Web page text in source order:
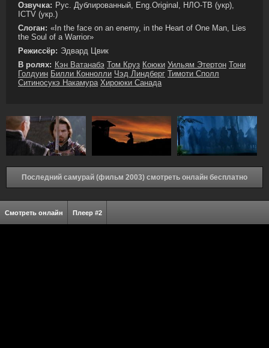
Озвучка: Рус. Дублированный, Eng.Original, НЛО-ТВ (укр),
ICTV (укр.)
Слоган: «In the face on an enemy, in the Heart of One Man, Lies
the Soul of a Warrior»
Режиссёр: Эдвард Цвик
В ролях: Кэн Ватанабэ Том Круз Коюки Уильям Этертон Тони
Голдуин Билли Коннолли Чэд Линдберг Тимоти Сполл
Ситиносукэ Накамура Хироюки Санада
Последний самурай (фильм 2003) смотреть онлайн бесплатно
Смотреть онлайн Плеер #2